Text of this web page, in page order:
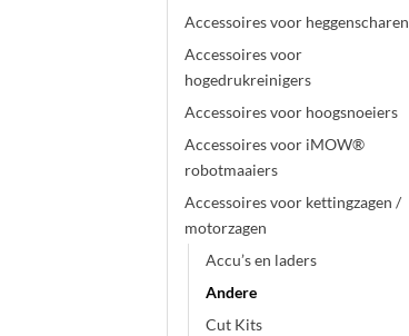
Accessoires voor heggenscharen
Accessoires voor
hogedrukreinigers
Accessoires voor hoogsnoeiers
Accessoires voor iMOW®
robotmaaiers
Accessoires voor kettingzagen /
motorzagen
Accu’s en laders
Andere
Cut Kits